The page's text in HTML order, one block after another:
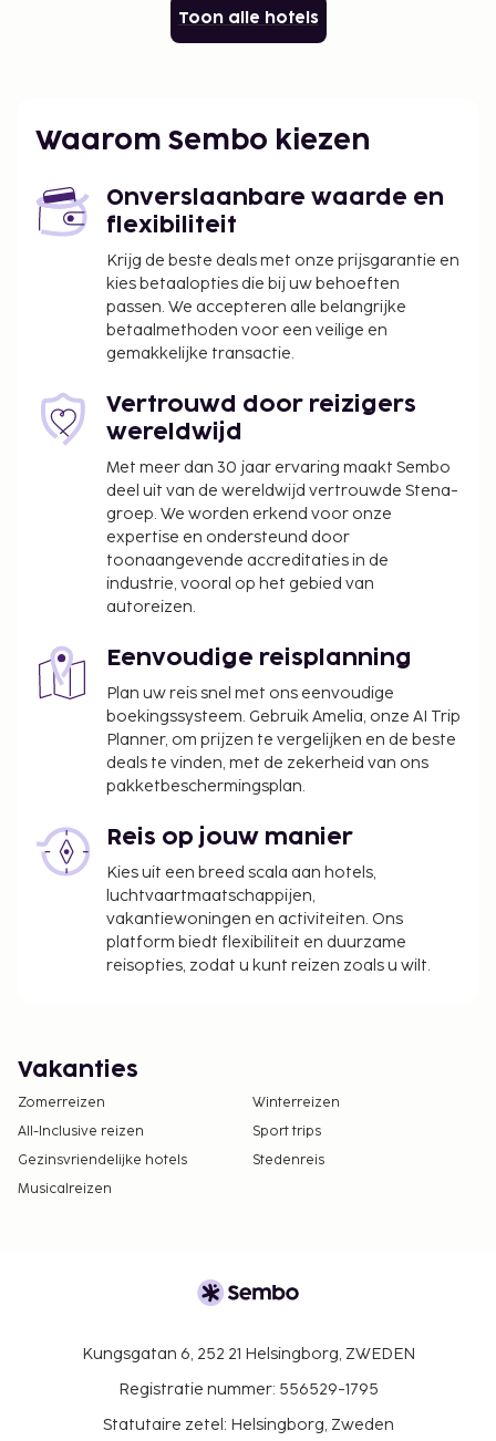
Toon alle hotels
Waarom Sembo kiezen
Onverslaanbare waarde en
flexibiliteit
Krijg de beste deals met onze prijsgarantie en
kies betaalopties die bij uw behoeften
passen. We accepteren alle belangrijke
betaalmethoden voor een veilige en
gemakkelijke transactie.
Vertrouwd door reizigers
wereldwijd
Met meer dan 30 jaar ervaring maakt Sembo
deel uit van de wereldwijd vertrouwde Stena-
groep. We worden erkend voor onze
expertise en ondersteund door
toonaangevende accreditaties in de
industrie, vooral op het gebied van
autoreizen.
Eenvoudige reisplanning
Plan uw reis snel met ons eenvoudige
boekingssysteem. Gebruik Amelia, onze AI Trip
Planner, om prijzen te vergelijken en de beste
deals te vinden, met de zekerheid van ons
pakketbeschermingsplan.
Reis op jouw manier
Kies uit een breed scala aan hotels,
luchtvaartmaatschappijen,
vakantiewoningen en activiteiten. Ons
platform biedt flexibiliteit en duurzame
reisopties, zodat u kunt reizen zoals u wilt.
Vakanties
Zomerreizen
Winterreizen
All-Inclusive reizen
Sport trips
Gezinsvriendelijke hotels
Stedenreis
Musicalreizen
Kungsgatan 6, 252 21 Helsingborg, ZWEDEN
Registratie nummer: 556529-1795
Statutaire zetel: Helsingborg, Zweden